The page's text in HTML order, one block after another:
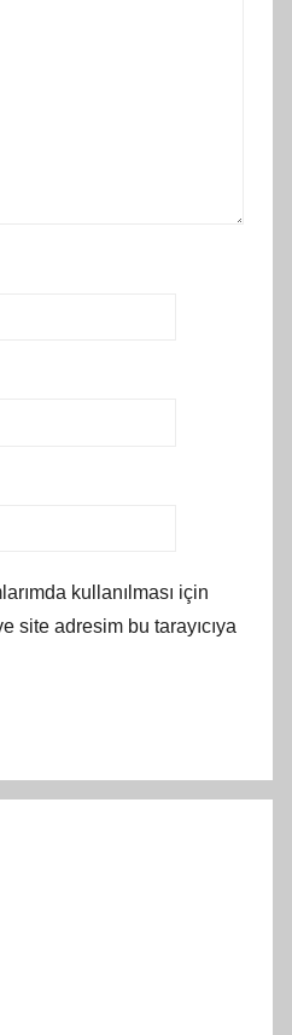
kullanılması için
site adresim bu tarayıcıya